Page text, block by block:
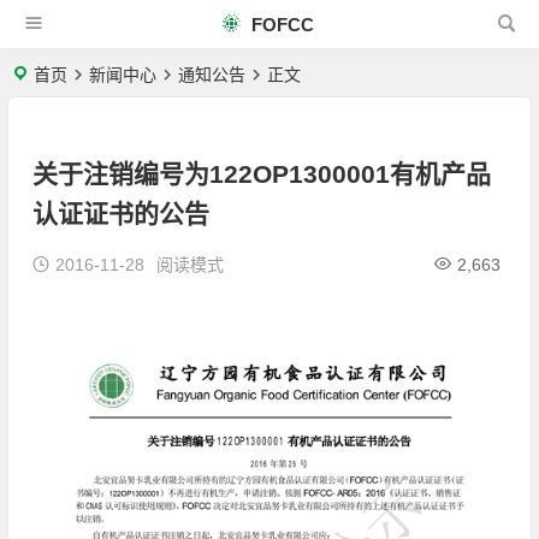
FOFCC
首页 新闻中心 通知公告 正文
关于注销编号为122OP1300001有机产品
认证证书的公告
2016-11-28 2,663
阅读模式